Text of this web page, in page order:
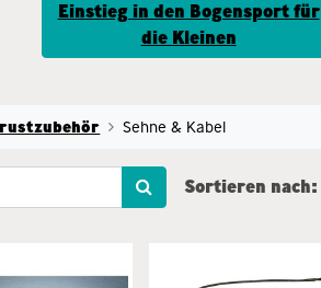
Einstieg in den Bogensport für
die Kleinen
Sehne & Kabel
Sortieren nach: